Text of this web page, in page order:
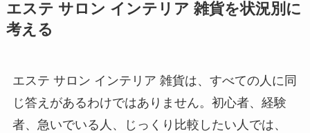
エステ サロン インテリア 雑貨を状況別に
考える
エステ サロン インテリア 雑貨は、すべての人に同
じ答えがあるわけではありません。初心者、経験
者、急いでいる人、じっくり比較したい人では、